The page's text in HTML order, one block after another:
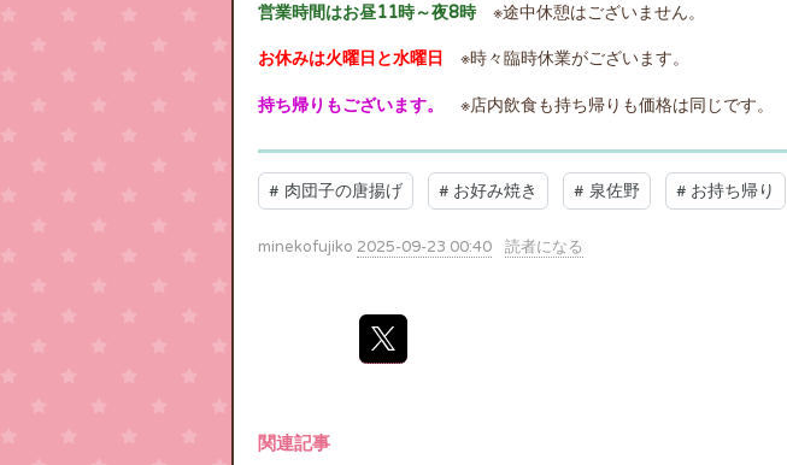
営業時間はお昼11時～夜8時 ※途中休憩はございません。
お休みは火曜日と水曜日 ※時々臨時休業がございます。
持ち帰りもございます。 ※店内飲食も持ち帰りも価格は同じです。
# 肉団子の唐揚げ # お好み焼き # 泉佐野 # お持ち帰り
minekofujiko 2025-09-23 00:40 読者になる
関連記事